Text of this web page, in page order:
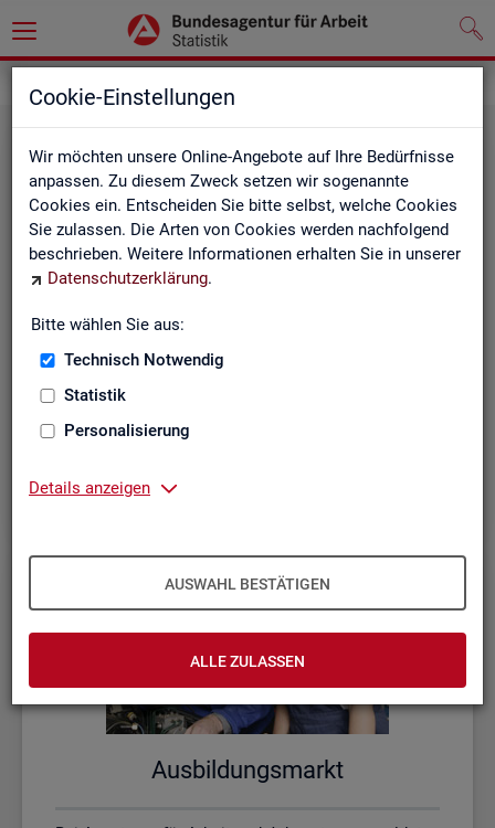
Cookie-Einstellungen
Wir möchten unsere Online-Angebote auf Ihre Bedürfnisse
anpassen. Zu diesem Zweck setzen wir sogenannte
Cookies ein. Entscheiden Sie bitte selbst, welche Cookies
Sie zulassen. Die Arten von Cookies werden nachfolgend
beschrieben. Weitere Informationen erhalten Sie in unserer
Datenschutzerklärung.
Bitte wählen Sie aus:
Technisch Notwendig
Statistik
Personalisierung
Details anzeigen
AUSWAHL BESTÄTIGEN
ALLE ZULASSEN
Un­ter­be­schäf­ti­gung
Wie viele Menschen suchen Arbeit oder haben
Beschäftigungsverhältnis fehlt?
Aus­bil­dungs­markt